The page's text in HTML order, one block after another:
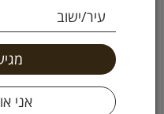
עיר/ישוב
פאן בלנקו לחם פרוס ללא
גלוטן 250 גרם שר